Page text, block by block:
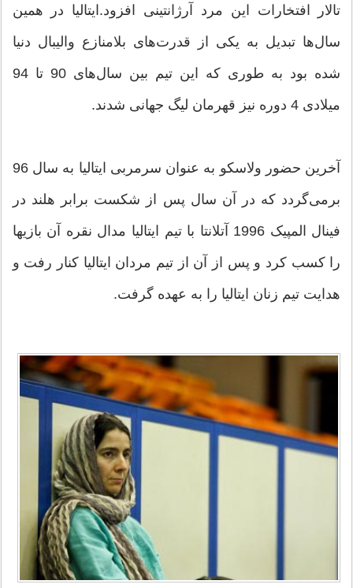
تالار افتخارات این مرد آرژانتینی افزود.ایتالیا در همین
سال‌ها تبدیل به یکی از قدرت‌های بلامنازع والیبال دنیا
شده بود به طوری که این تیم بین سال‌های 90 تا 94
میلادی 4 دوره نیز قهرمان لیگ جهانی شدند.
آخرین حضور ولاسکو به عنوان سرمربی ایتالیا به سال 96
برمی‌گردد که در آن سال پس از شکست برابر هلند در
فینال المپیک 1996 آتلانتا با تیم ایتالیا مدال نقره آن بازیها
را کسب کرد و پس از آن از تیم مردان ایتالیا کنار رفت و
هدایت تیم زنان ایتالیا را به عهده گرفت.